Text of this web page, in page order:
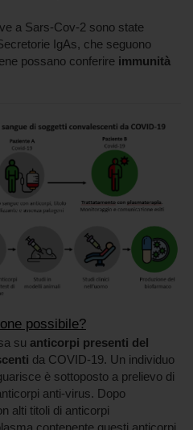
a Sars-Cov-2 sono state
IgAs, che seguono
possano conferire immunità
possibile?
su anticorpi presenti del
da COVID-19. Un individuo
è sottoposto a prelievo di
anti-virus. Dopo
alti titoli di anticorpi
contenente questi anticorpi